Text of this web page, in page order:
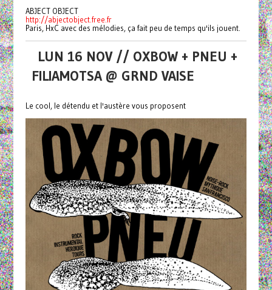
ABJECT OBJECT
http://abjectobject.free.fr
Paris, HxC avec des mélodies, ça fait peu de temps qu'ils jouent.
LUN 16 NOV // OXBOW + PNEU +
FILIAMOTSA @ GRND VAISE
Le cool, le détendu et l'austère vous proposent